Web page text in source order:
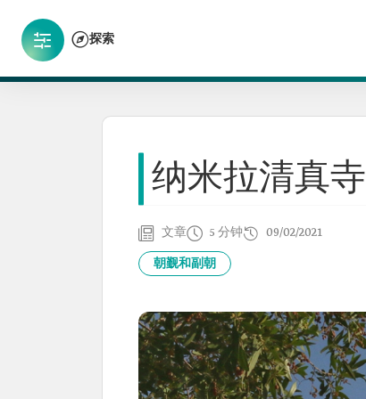
探索
纳米拉清真寺
文章 5 分钟 09/02/2021
朝觐和副朝